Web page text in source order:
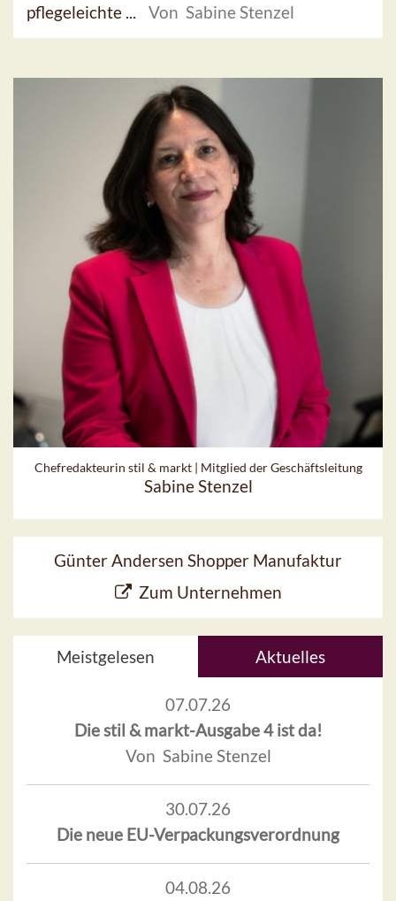
pflegeleichte ...
Von Sabine Stenzel
Chefredakteurin stil & markt | Mitglied der Geschäftsleitung
Sabine Stenzel
Günter Andersen Shopper Manufaktur
Zum Unternehmen
Meistgelesen Aktuelles
07.07.26
Die stil & markt-Ausgabe 4 ist da!
Von Sabine Stenzel
30.07.26
Die neue EU-Verpackungsverordnung
04.08.26